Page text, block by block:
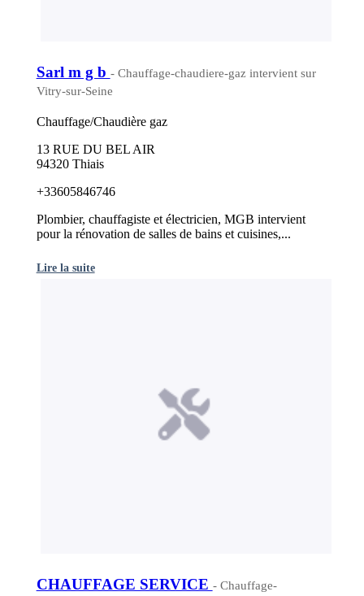
Sarl m g b - Chauffage-chaudiere-gaz intervient sur
Vitry-sur-Seine
Chauffage/Chaudière gaz
13 RUE DU BEL AIR
94320 Thiais
+33605846746
Plombier, chauffagiste et électricien, MGB intervient
pour la rénovation de salles de bains et cuisines,...
Lire la suite
CHAUFFAGE SERVICE - Chauffage-